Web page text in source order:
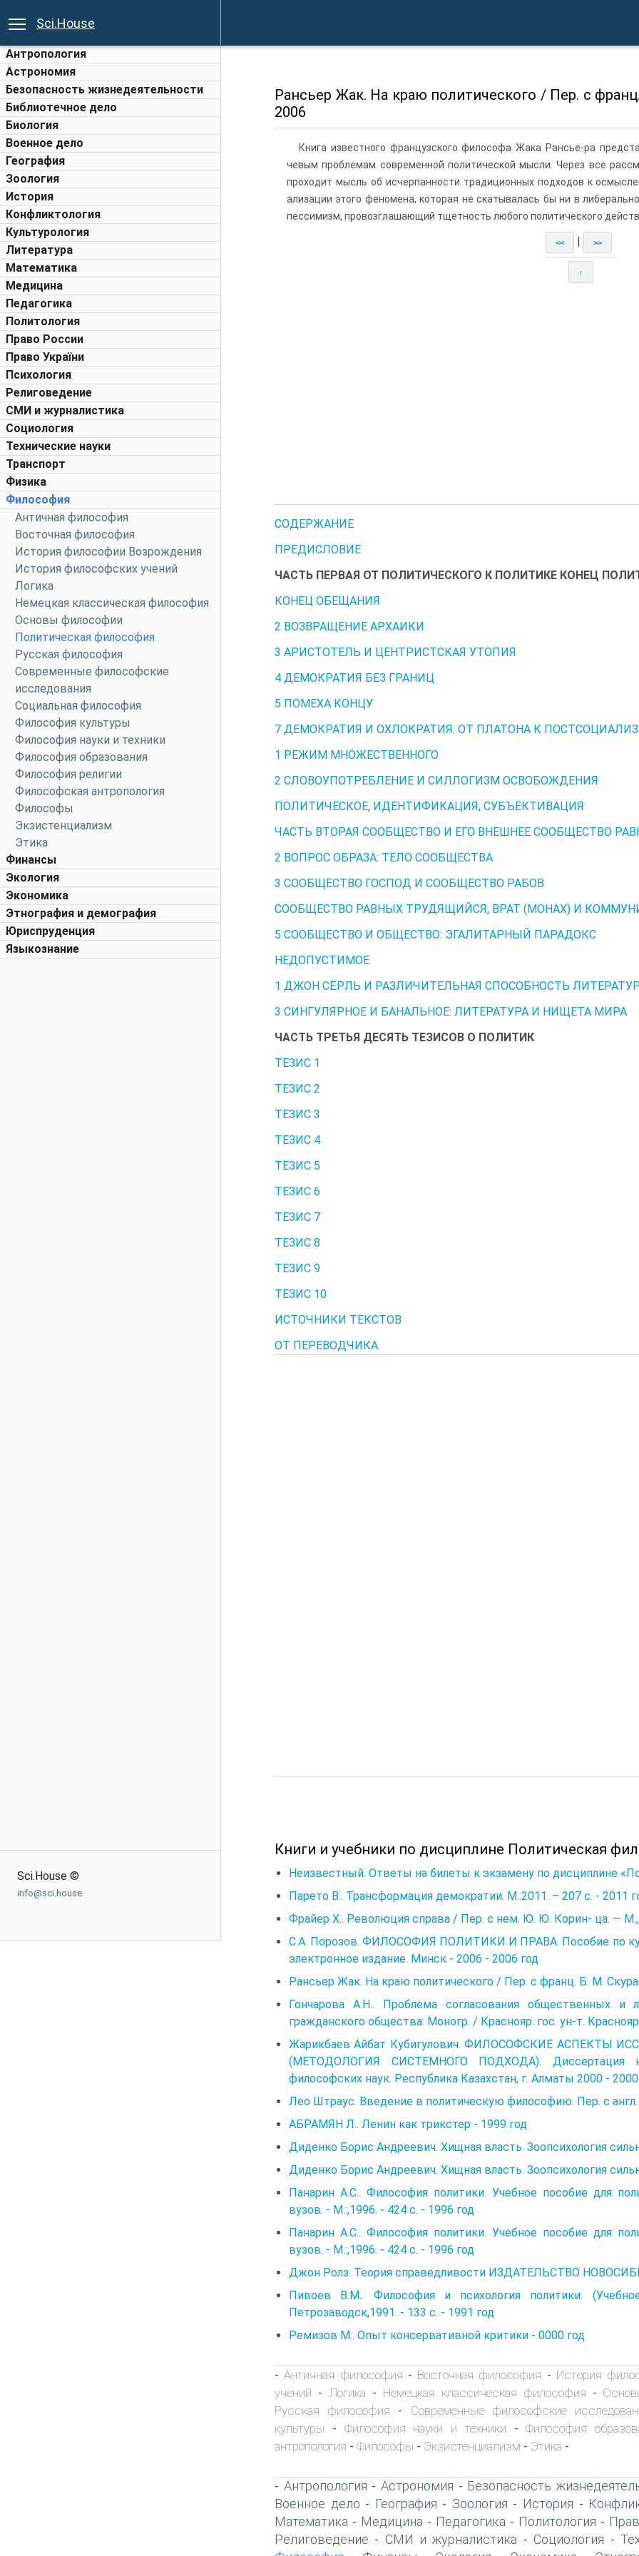
Sci.House
Антропология
Астрономия
Безопасность жизнедеятельности
Библиотечное дело
Биология
Военное дело
География
Зоология
История
Конфликтология
Культурология
Литература
Математика
Медицина
Педагогика
Политология
Право России
Право України
Психология
Религоведение
СМИ и журналистика
Социология
Технические науки
Транспорт
Физика
Философия
Античная философия
Восточная философия
История философии Возрождения
История философских учений
Логика
Немецкая классическая философия
Основы философии
Политическая философия
Русская философия
Современные философские
исследования
Социальная философия
Философия культуры
Философия науки и техники
Философия образования
Философия религии
Философская антропология
Философы
Экзистенциализм
Этика
Финансы
Экология
Экономика
Этнография и демография
Юриспруденция
Языкознание
Sci.House ©
info@sci.house
Рансьер Жак. На краю политического / Пер. с
2006
Книга известного французского философа Жака Рансье-ра
чевым проблемам современной политической мысли. Через все
проходит мысль об исчерпанности традиционных подходов к
ализации этого феномена, которая не скатывалась бы ни в
пессимизм, провозглашающий тщетность любого политиче­ского
<< >>
↑
СОДЕРЖАНИЕ
ПРЕДИСЛОВИЕ
ЧАСТЬ ПЕРВАЯ ОТ ПОЛИТИЧЕСКОГО К ПОЛИТИКЕ КОНЕЦ
КОНЕЦ ОБЕЩАНИЯ
2 ВОЗВРАЩЕНИЕ АРХАИКИ
3 АРИСТОТЕЛЬ И ЦЕНТРИСТСКАЯ УТОПИЯ
4 ДЕМОКРАТИЯ БЕЗ ГРАНИЦ
5 ПОМЕХА КОНЦУ
7 ДЕМОКРАТИЯ И ОХЛОКРАТИЯ. ОТ ПЛАТОНА К
1 РЕЖИМ МНОЖЕСТВЕННОГО
2 СЛОВОУПОТРЕБЛЕНИЕ И СИЛЛОГИЗМ ОСВОБОЖДЕНИЯ
ПОЛИТИЧЕСКОЕ, ИДЕНТИФИКАЦИЯ, СУБЪЕКТИВАЦИЯ
ЧАСТЬ ВТОРАЯ СООБЩЕСТВО И ЕГО ВНЕШНЕЕ СООБЩЕСТВО
2 ВОПРОС ОБРАЗА: ТЕЛО СООБЩЕСТВА
3 СООБЩЕСТВО ГОСПОД И СООБЩЕСТВО РАБОВ
СООБЩЕСТВО РАВНЫХ ТРУДЯЩИЙСЯ, ВРАТ (МОНАХ) И
5 СООБЩЕСТВО И ОБЩЕСТВО: ЭГАЛИТАРНЫЙ ПАРАДОКС
НЕДОПУСТИМОЕ
1 ДЖОН СЁРЛЬ И РАЗЛИЧИТЕЛЬНАЯ СПОСОБНОСТЬ
3 СИНГУЛЯРНОЕ И БАНАЛЬНОЕ: ЛИТЕРАТУРА И НИЩЕТА МИРА
ЧАСТЬ ТРЕТЬЯ ДЕСЯТЬ ТЕЗИСОВ О ПОЛИТИК
ТЕЗИС 1
ТЕЗИС 2
ТЕЗИС 3
ТЕЗИС 4
ТЕЗИС 5
ТЕЗИС 6
ТЕЗИС 7
ТЕЗИС 8
ТЕЗИС 9
ТЕЗИС 10
ИСТОЧНИКИ ТЕКСТОВ
ОТ ПЕРЕВОДЧИКА
Книги и учебники по дисциплине Политическая
Неизвестный. Ответы на билеты к экзамену по дисциплине
Парето В.. Трансформация демократии. М.:2011. – 207 с. - 2011
Фрайер X.. Революция справа / Пер. с нем. Ю. Ю. Корин- ца. — М.,
С.А. Порозов. ФИЛОСОФИЯ ПОЛИТИКИ И ПРАВА. Пособие по
электронное издание. Минск - 2006 - 2006 год
Рансьер Жак. На краю политического / Пер. с франц. Б. М.
Гончарова А.Н.. Проблема согласования общественных и
гражданского общества: Моногр. / Краснояр. гос. ун-т.
Жарикбаев Айбат Кубигулович. ФИЛОСОФСКИЕ АСПЕКТЫ
(МЕТОДОЛОГИЯ СИСТЕМНОГО ПОДХОДА). Диссертация
философских наук. Республика Казахстан, г. Алматы 2000 -
Лео Штраус. Введение в политическую философию. Пер. с
АБРАМЯН Л.. Ленин как трикстер - 1999 год
Диденко Борис Андреевич. Хищная власть. Зоопсихология
Диденко Борис Андреевич. Хищная власть. Зоопсихология
Панарин А.С.. Философия политики. Учебное пособие для
вузов. - М.:,1996. - 424 с. - 1996 год
Панарин А.С.. Философия политики. Учебное пособие для
вузов. - М.:,1996. - 424 с. - 1996 год
Джон Ролз. Теория справедливости ИЗДАТЕЛЬСТВО
Пивоев В.М.. Философия и психология политики:
Петрозаводск,1991. - 133 с. - 1991 год
Ремизов М.. Опыт консервативной критики - 0000 год
-Античная философия - Восточная философия - История
учений - Логика - Немецкая классическая философия -
Русская философия - Современные философские
культуры - Философия науки и техники -Философия
антропология - Философы - Экзистенциализм - Этика -
- Антропология -Астрономия - Безопасность
Военное дело - География - Зоология - История -
Математика - Медицина - Педагогика - Политология -
Религоведение - СМИ и журналистика - Социология -